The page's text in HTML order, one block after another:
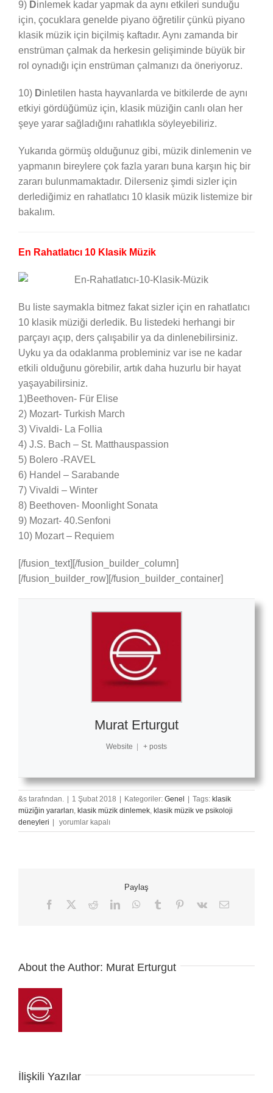
9) Dinlemek kadar yapmak da aynı etkileri sunduğu
için, çocuklara genelde piyano öğretilir çünkü piyano
klasik müzik için biçilmiş kaftadır. Aynı zamanda bir
enstrüman çalmak da herkesin gelişiminde büyük bir
rol oynadığı için enstrüman çalmanızı da öneriyoruz.
10) Dinletilen hasta hayvanlarda ve bitkilerde de aynı
etkiyi gördüğümüz için, klasik müziğin canlı olan her
şeye yarar sağladığını rahatlıkla söyleyebiliriz.
Yukarıda görmüş olduğunuz gibi, müzik dinlemenin ve
yapmanın bireylere çok fazla yararı buna karşın hiç bir
zararı bulunmamaktadır. Dilerseniz şimdi sizler için
derlediğimiz en rahatlatıcı 10 klasik müzik listemize bir
bakalım.
En Rahatlatıcı 10 Klasik Müzik
Bu liste saymakla bitmez fakat sizler için en rahatlatıcı
10 klasik müziği derledik. Bu listedeki herhangi bir
parçayı açıp, ders çalışabilir ya da dinlenebilirsiniz.
Uyku ya da odaklanma probleminiz var ise ne kadar
etkili olduğunu görebilir, artık daha huzurlu bir hayat
yaşayabilirsiniz.
1)Beethoven- Für Elise
2) Mozart- Turkish March
3) Vivaldi- La Follia
4) J.S. Bach – St. Matthauspassion
5) Bolero -RAVEL
6) Handel – Sarabande
7) Vivaldi – Winter
8) Beethoven- Moonlight Sonata
9) Mozart- 40.Senfoni
10) Mozart – Requiem
[/fusion_text][/fusion_builder_column]
[/fusion_builder_row][/fusion_builder_container]
Murat Erturgut
Website | + posts
&s tarafından. | 1 Şubat 2018 | Kategoriler: Genel | Tags: klasik
müziğin yararları klasik müzik dinlemek klasik müzik ve psikoloji
deneyleri |
Klasik
Müzik
yorumlar kapalı
Paylaş
Facebook RedditLinkedInWhatsApp
Tumblr Pinterest
Vk
E-
About the Author: Murat Erturgut
İlişkili Yazılar